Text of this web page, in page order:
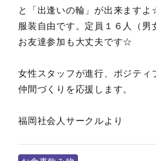
と「出逢いの輪」が出来ます
服装自由です。定員１６人（男
お友達参加も大丈夫です☆
女性スタッフが進行、ポジティ
仲間づくりを応援します。
福岡社会人サークルより